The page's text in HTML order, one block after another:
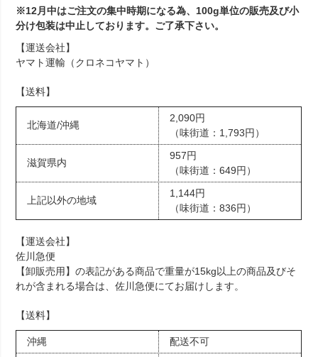
※12月中はご注文の集中時期になる為、100g単位の販売及び小
分け包装は中止しております。ご了承下さい。
【運送会社】
ヤマト運輸（クロネコヤマト）
【送料】
北海道/沖縄
2,090円
（味街道：1,793円）
滋賀県内
957円
（味街道：649円）
上記以外の地域
1,144円
（味街道：836円）
【運送会社】
佐川急便
【卸販売用】の表記がある商品で重量が15kg以上の商品及びそ
れが含まれる場合は、佐川急便にてお届けします。
【送料】
沖縄
配送不可